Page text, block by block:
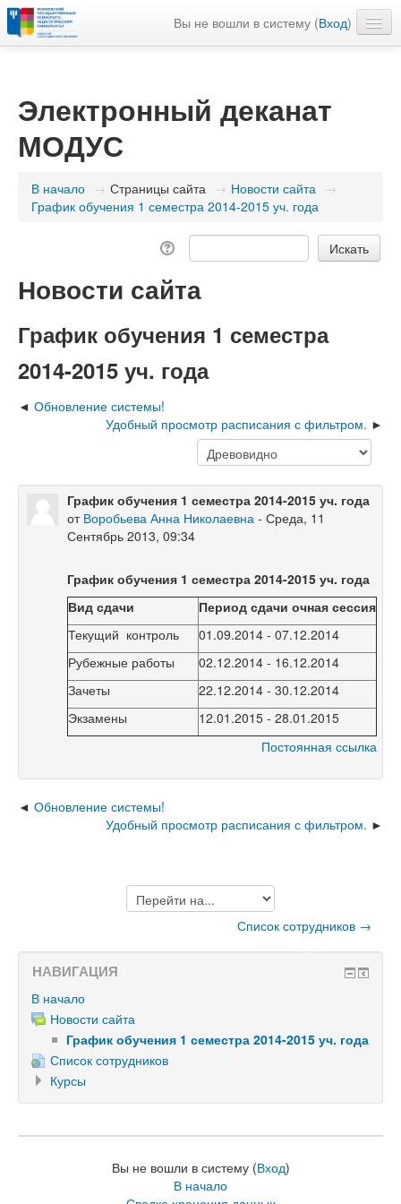
Вы не вошли в систему (Вход)
Электронный деканат
МОДУС
В начало → Страницы сайта → Новости сайта →
График обучения 1 семестра 2014-2015 уч. года
Новости сайта
График обучения 1 семестра
2014-2015 уч. года
Обновление системы!
Удобный просмотр расписания с фильтром.
График обучения 1 семестра 2014-2015 уч. года
от Воробьева Анна Николаевна - Среда, 11
Сентябрь 2013, 09:34
График обучения 1 семестра 2014-2015 уч. года
Вид сдачи
Период сдачи очная сессия
Текущий контроль
01.09.2014 - 07.12.2014
Рубежные работы
02.12.2014 - 16.12.2014
Зачеты
22.12.2014 - 30.12.2014
Экзамены
12.01.2015 - 28.01.2015
Постоянная ссылка
Обновление системы!
Удобный просмотр расписания с фильтром.
Перейти
на...
Список сотрудников →
НАВИГАЦИЯ
В начало
Новости сайта
График обучения 1 семестра 2014-2015 уч. года
Список сотрудников
Курсы
Вы не вошли в систему (Вход)
В начало